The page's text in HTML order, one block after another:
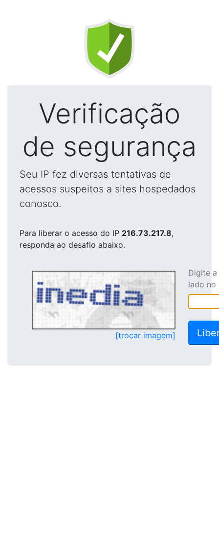
Verificação
de segurança
Seu IP fez diversas tentativas de
acessos suspeitos a sites hospedados
conosco.
Para liberar o acesso do IP 216.73.217.8,
responda ao desafio abaixo.
[trocar imagem]
Digite
lado no